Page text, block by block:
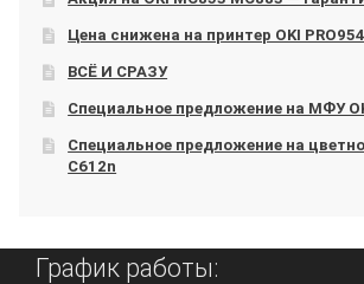
Цена снижена на принтер OKI
ВСЁ И СРАЗУ
Специальное предложение на МФУ
Специальное предложение на
C612n
График работы: